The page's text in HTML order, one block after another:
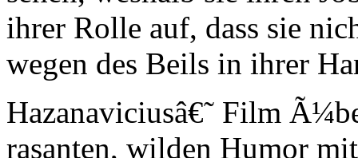
ihrer Rolle auf, dass sie
wegen des Beils in ihrer
Hazanaviciusâ€˜ Film
rasanten, wilden Humor